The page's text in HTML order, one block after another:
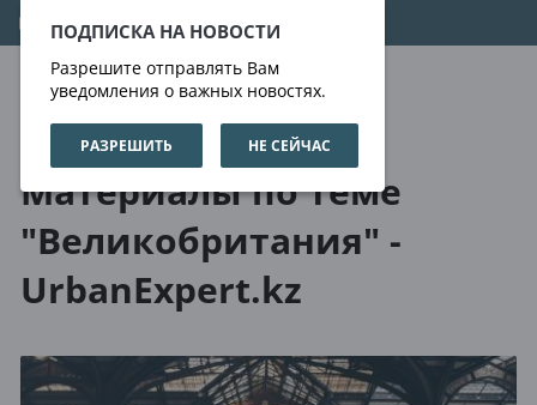
ПОДПИСКА НА НОВОСТИ
Разрешите отправлять Вам
уведомления о важных новостях.
РАЗРЕШИТЬ НЕ СЕЙЧАС
08.08.2026 14:44:23
О нас Метки
Материалы по теме
"Великобритания" -
UrbanExpert.kz